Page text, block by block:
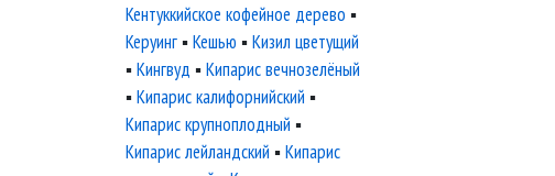
Кентуккийское кофейное дерево ▪
Керуинг ▪Кешью ▪Кизил цветущий
▪Кингвуд ▪Кипарис вечнозелёный
▪Кипарис калифорнийский ▪
Кипарис крупноплодный ▪
Кипарис лейландский ▪Кипарис